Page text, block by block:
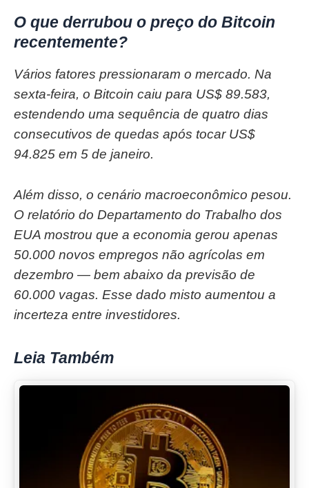
O que derrubou o preço do Bitcoin
recentemente?
Vários fatores pressionaram o mercado. Na
sexta-feira, o Bitcoin caiu para US$ 89.583,
estendendo uma sequência de quatro dias
consecutivos de quedas após tocar US$
94.825 em 5 de janeiro.
Além disso, o cenário macroeconômico pesou.
O relatório do Departamento do Trabalho dos
EUA mostrou que a economia gerou apenas
50.000 novos empregos não agrícolas em
dezembro — bem abaixo da previsão de
60.000 vagas. Esse dado misto aumentou a
incerteza entre investidores.
Leia Também